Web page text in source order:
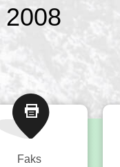
2008
Faks